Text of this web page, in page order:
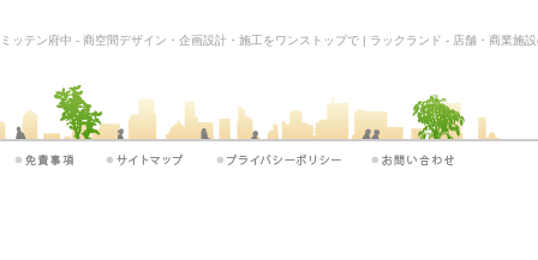
ミッテン府中 - 商空間デザイン・企画設計・施工をワンストップで | ラックランド - 店舗・商業施